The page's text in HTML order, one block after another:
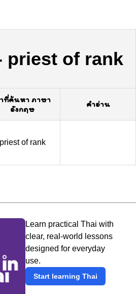
priest of rank
ที่ค้นหา ภาษา
อังกฤษ
คำอ่าน
priest of rank
Learn practical Thai with
clear, real-world lessons
designed for everyday
use.
Start learning Thai